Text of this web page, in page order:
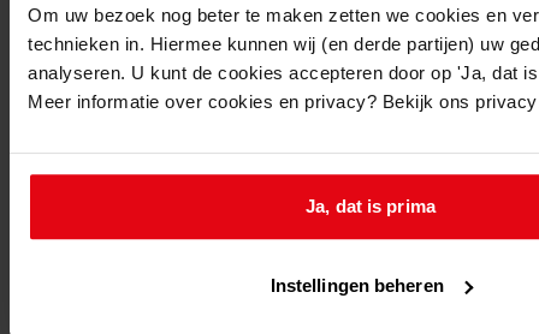
Om uw bezoek nog beter te maken zetten we cookies en
technieken in. Hiermee kunnen wij (en derde partijen) uw
analyseren. U kunt de cookies accepteren door op 'Ja, dat
Meer informatie over cookies en privacy? Bekijk ons
Ja, dat is prima
Instellingen beheren
Inventaris
301-400
389Oprichten van een woning met botenhuis, 2008
Datering:
Beschrijving:
Oprichten van een woning met botenhuis